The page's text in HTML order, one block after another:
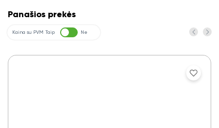
Panašios prekės
Kaina su PVM Taip Ne